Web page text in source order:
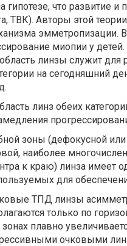
гипотезе, что развитие
ТВК). Авторы этой
эмметропизации.
миопии у
линзы служит
на сегодняшний
линз обеих
зоны (дефокусной
наиболее
к краю) линза
для
ТПД линзы
только по
плавно
очковыми